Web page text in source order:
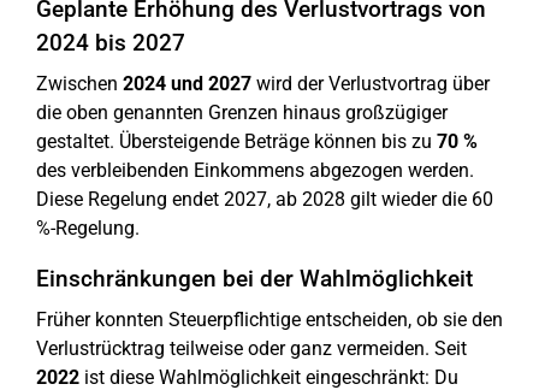
Geplante Erhöhung des Verlustvortrags von
2024 bis 2027
Zwischen 2024 und 2027 wird der Verlustvortrag über
die oben genannten Grenzen hinaus großzügiger
gestaltet. Übersteigende Beträge können bis zu 70 %
des verbleibenden Einkommens abgezogen werden.
Diese Regelung endet 2027, ab 2028 gilt wieder die 60
%-Regelung.
Einschränkungen bei der Wahlmöglichkeit
Früher konnten Steuerpflichtige entscheiden, ob sie den
Verlustrücktrag teilweise oder ganz vermeiden. Seit
2022 ist diese Wahlmöglichkeit eingeschränkt: Du